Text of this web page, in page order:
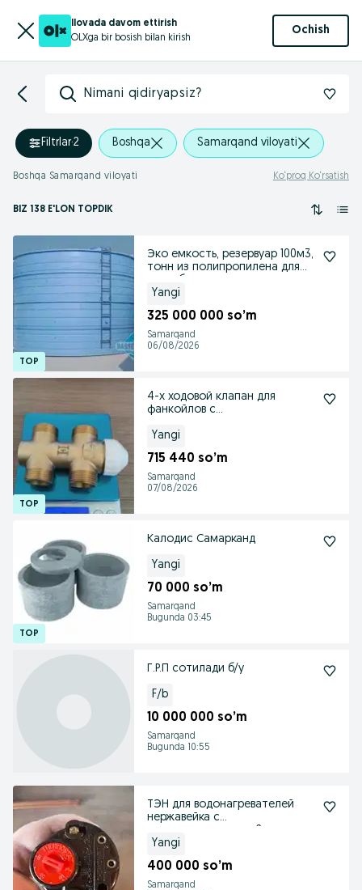
Ilovada davom ettirish
OLXga bir bosish bilan kirish
Ochish
Nimani qidiryapsiz?
Filtrlar·2 Boshqa Samarqand viloyati
Boshqa Samarqand viloyati Ko‘proq Ko‘rsatish
BIZ 138 E'LON TOPDIK
Эко емкость, резервуар 100м3,
тонн из полипропилена для
Yangi
325 000 000 so’m
Samarqand
06/08/2026
4-х ходовой клапан для
фанкойлов с
качество!
Yangi
715 440 so’m
Samarqand
07/08/2026
Калодис Самарканд
Yangi
70 000 so’m
Samarqand
Bugunda 03:45
Г.Р.П сотилади б/у
F/b
10 000 000 so’m
Samarqand
Bugunda 10:55
ТЭН для водонагревателей
нержавейка с
Yangi
400 000 so’m
Samarqand